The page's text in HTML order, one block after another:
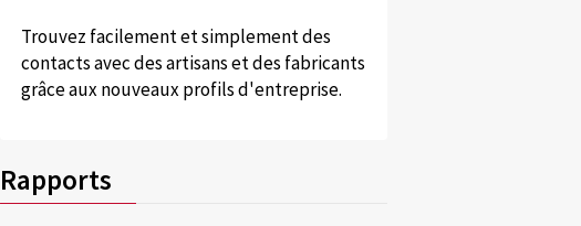
Trouvez facilement et simplement des
contacts avec des artisans et des fabricants
grâce aux nouveaux profils d'entreprise.
Rapports